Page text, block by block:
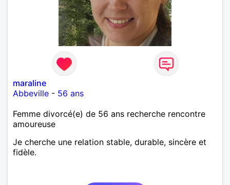
maraline
Abbeville - 56 ans
Femme divorcé(e) de 56 ans recherche rencontre
amoureuse
Je cherche une relation stable, durable, sincère et
fidèle.